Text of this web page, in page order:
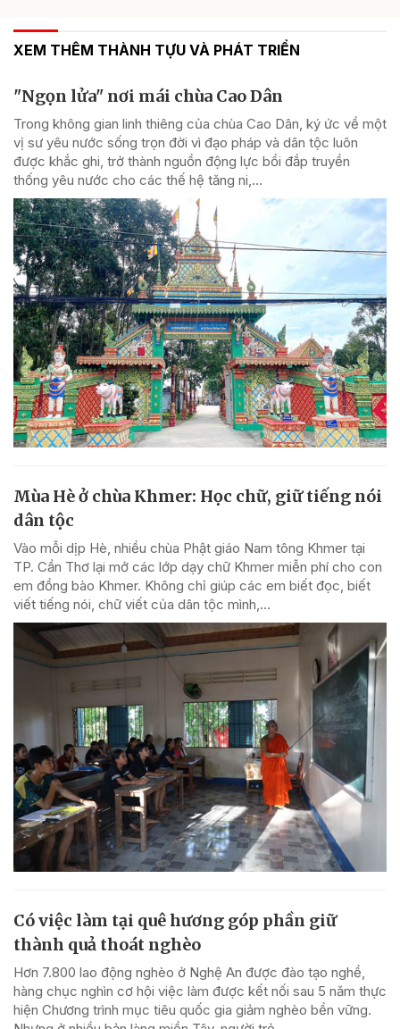
XEM THÊM THÀNH TỰU VÀ PHÁT TRIỂN
"Ngọn lửa" nơi mái chùa Cao Dân
Trong không gian linh thiêng của chùa Cao Dân, ký ức về một
vị sư yêu nước sống trọn đời vì đạo pháp và dân tộc luôn
được khắc ghi, trở thành nguồn động lực bồi đắp truyền
thống yêu nước cho các thế hệ tăng ni,...
Mùa Hè ở chùa Khmer: Học chữ, giữ tiếng nói
dân tộc
Vào mỗi dịp Hè, nhiều chùa Phật giáo Nam tông Khmer tại
TP. Cần Thơ lại mở các lớp dạy chữ Khmer miễn phí cho con
em đồng bào Khmer. Không chỉ giúp các em biết đọc, biết
viết tiếng nói, chữ viết của dân tộc mình,...
Có việc làm tại quê hương góp phần giữ
thành quả thoát nghèo
Hơn 7.800 lao động nghèo ở Nghệ An được đào tạo nghề,
hàng chục nghìn cơ hội việc làm được kết nối sau 5 năm thực
hiện Chương trình mục tiêu quốc gia giảm nghèo bền vững.